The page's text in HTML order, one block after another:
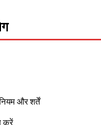
और शर्तें
करें